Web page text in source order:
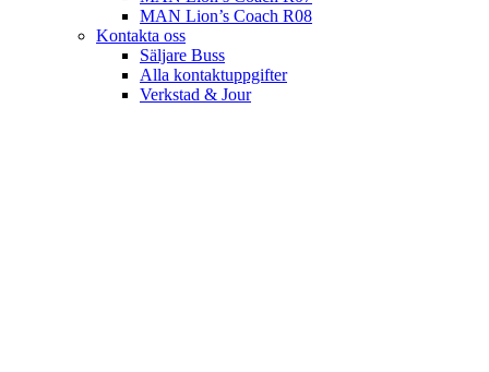
MAN Lion’s Coach R08
Kontakta oss
Säljare Buss
Alla kontaktuppgifter
Verkstad & Jour